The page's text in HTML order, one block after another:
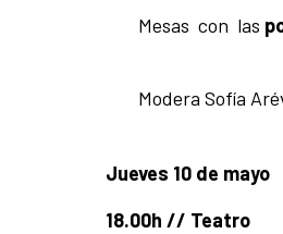
Mesas con las
Modera Sofía
Jueves 10 de mayo
18.00h // Teatro